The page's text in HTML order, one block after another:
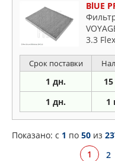
BlUE
3.3
Срок поставки
1 дн.
1 дн. 1
Показано: c 1 по 50 из
1
2